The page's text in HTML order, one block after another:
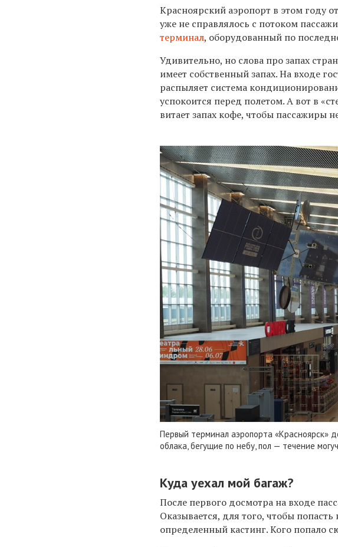
Красноярский аэропорт в этом году
уже не справлялось с потоком
терминал, оборудованный по
Удивительно, но слова про запах
имеет собственный запах. На входе
распыляет система
успокоится перед полетом. А вот в
витает запах кофе, чтобы пассажиры
Первый терминал аэропорта «Красноярск»
облака, бегущие по небу, пол — течение
Куда уехал мой багаж?
После первого досмотра на входе
Оказывается, для того, чтобы
определенный кастинг. Кого попало